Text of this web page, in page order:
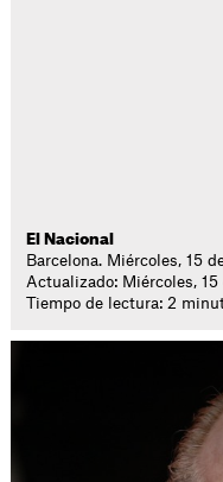
El Nacional
Barcelona. Miércoles, 15
Actualizado: Miércoles,
Tiempo de lectura: 2